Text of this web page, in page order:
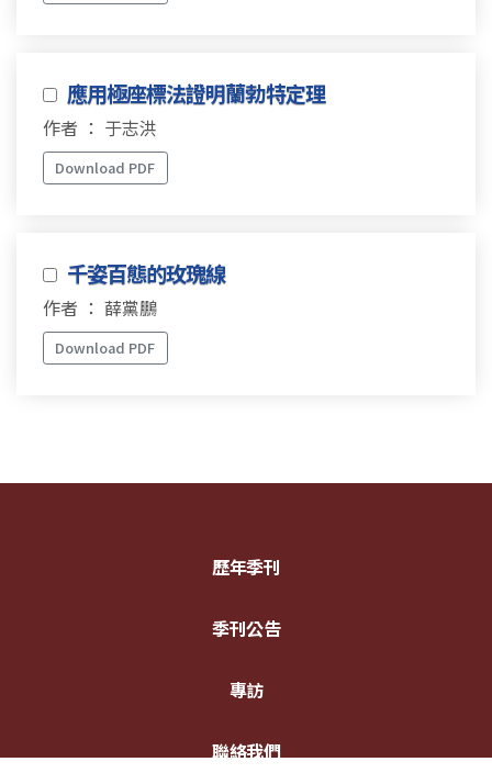
應用極座標法證明蘭勃特定理
作者 ： 于志洪
Download PDF
千姿百態的玫瑰線
作者 ： 薛黨鵬
Download PDF
歷年季刊
季刊公告
專訪
聯絡我們